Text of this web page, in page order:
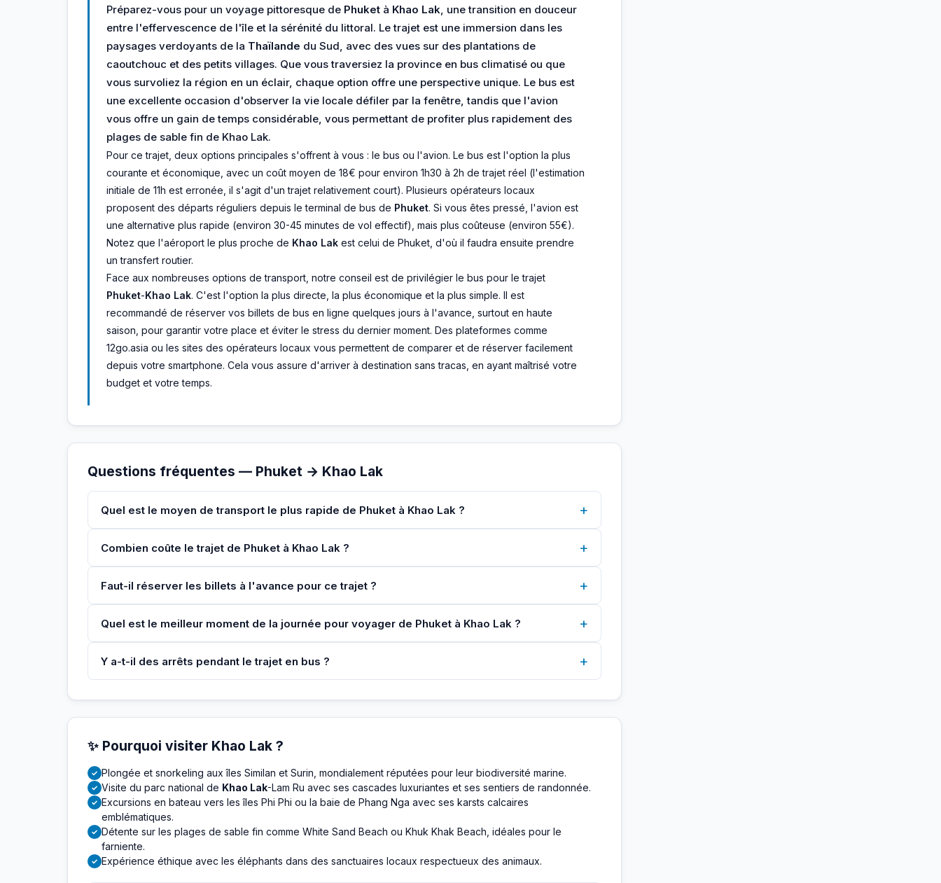
Préparez-vous pour un voyage pittoresque de Phuket à Khao Lak, une transition en douceur
entre l'effervescence de l'île et la sérénité du littoral. Le trajet est une immersion dans les
paysages verdoyants de la Thaïlande du Sud, avec des vues sur des plantations de
caoutchouc et des petits villages. Que vous traversiez la province en bus climatisé ou que
vous survoliez la région en un éclair, chaque option offre une perspective unique. Le bus est
une excellente occasion d'observer la vie locale défiler par la fenêtre, tandis que l'avion
vous offre un gain de temps considérable, vous permettant de profiter plus rapidement des
plages de sable fin de Khao Lak.
Pour ce trajet, deux options principales s'offrent à vous : le bus ou l'avion. Le bus est l'option la plus
courante et économique, avec un coût moyen de 18€ pour environ 1h30 à 2h de trajet réel (l'estimation
initiale de 11h est erronée, il s'agit d'un trajet relativement court). Plusieurs opérateurs locaux
proposent des départs réguliers depuis le terminal de bus de Phuket. Si vous êtes pressé, l'avion est
une alternative plus rapide (environ 30-45 minutes de vol effectif), mais plus coûteuse (environ 55€).
Notez que l'aéroport le plus proche de Khao Lak est celui de Phuket, d'où il faudra ensuite prendre
un transfert routier.
Face aux nombreuses options de transport, notre conseil est de privilégier le bus pour le trajet
Phuket-Khao Lak. C'est l'option la plus directe, la plus économique et la plus simple. Il est
recommandé de réserver vos billets de bus en ligne quelques jours à l'avance, surtout en haute
saison, pour garantir votre place et éviter le stress du dernier moment. Des plateformes comme
12go.asia ou les sites des opérateurs locaux vous permettent de comparer et de réserver facilement
depuis votre smartphone. Cela vous assure d'arriver à destination sans tracas, en ayant maîtrisé votre
budget et votre temps.
Questions fréquentes — Phuket → Khao Lak
Quel est le moyen de transport le plus rapide de Phuket à Khao Lak ? +
Combien coûte le trajet de Phuket à Khao Lak ? +
Faut-il réserver les billets à l'avance pour ce trajet ? +
Quel est le meilleur moment de la journée pour voyager de Phuket à Khao Lak ? +
Y a-t-il des arrêts pendant le trajet en bus ? +
✨ Pourquoi visiter Khao Lak ?
✓ Plongée et snorkeling aux îles Similan et Surin, mondialement réputées pour leur biodiversité marine.
✓ Visite du parc national de Khao Lak-Lam Ru avec ses cascades luxuriantes et ses sentiers de randonnée.
✓ Excursions en bateau vers les îles Phi Phi ou la baie de Phang Nga avec ses karsts calcaires
emblématiques.
✓ Détente sur les plages de sable fin comme White Sand Beach ou Khuk Khak Beach, idéales pour le
farniente.
✓ Expérience éthique avec les éléphants dans des sanctuaires locaux respectueux des animaux.